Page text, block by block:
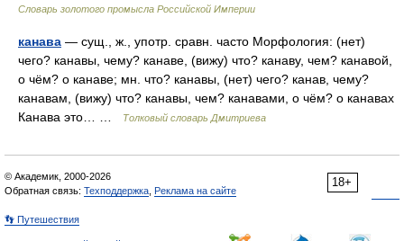
Словарь золотого промысла Российской Империи
канава — сущ., ж., употр. сравн. часто Морфология: (нет)
чего? канавы, чему? канаве, (вижу) что? канаву, чем? канавой,
о чём? о канаве; мн. что? канавы, (нет) чего? канав, чему?
канавам, (вижу) что? канавы, чем? канавами, о чём? о канавах
Канава это… …
Толковый словарь Дмитриева
18+
© Академик, 2000-2026
Обратная связь: Техподдержка Реклама на сайте
👣 Путешествия